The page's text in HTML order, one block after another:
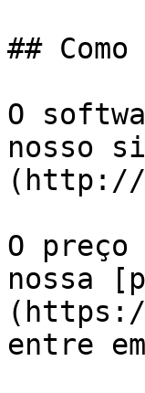
##
O
nosso
(http://
O
nossa
entre